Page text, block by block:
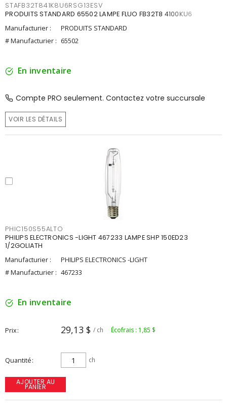
STAFB32T841K8U6RSG13ESV
PRODUITS STANDARD 65502 LAMPE FLUO FB32T8 4100KU6
Manufacturier :
PRODUITS STANDARD
# Manufacturier : 65502
En inventaire
Compte PRO seulement. Contactez votre succursale
VOIR LES DÉTAILS
PHIC150S55ALTO
PHILIPS ELECTRONICS -LIGHT 467233 LAMPE SHP 150ED23
1/2GOLIATH
Manufacturier :
PHILIPS ELECTRONICS -LIGHT
# Manufacturier : 467233
En inventaire
Prix 29,13 $ / ch Écofrais : 1,85 $
Quantité ch
AJOUTER AU
PANIER